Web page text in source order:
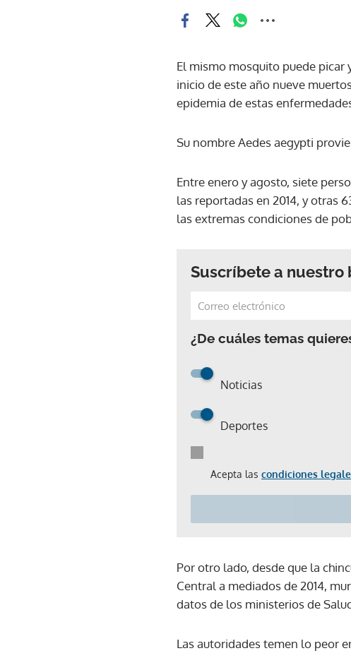
El mismo mosquito puede picar
inicio de este año nueve
epidemia de estas
Su nombre Aedes aegypti
Entre enero y agosto, siete
las reportadas en 2014, y otras
las extremas condiciones de
Suscríbete a nuestro
¿De cuáles temas
Noticias
Deportes
Acepta las condiciones
Por otro lado, desde que la
Central a mediados de 2014,
datos de los ministerios de
Las autoridades temen lo peor